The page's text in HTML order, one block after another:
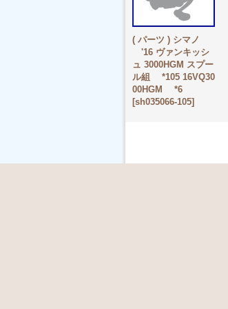
( パーツ ) シマノ
'16 ヴァンキッシ
ュ 3000HGM スプー
ル組 *105 16VQ30
00HGM *6
[sh035066-105]